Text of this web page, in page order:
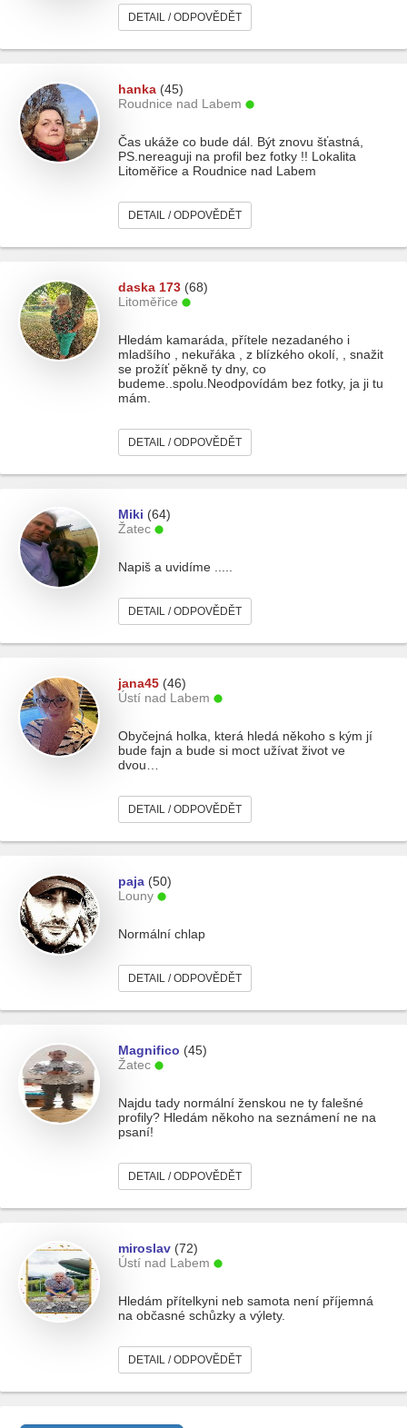
DETAIL / ODPOVĚDĚT
hanka (45)
Roudnice nad Labem
Čas ukáže co bude dál. Být znovu šťastná,
PS.nereaguji na profil bez fotky !! Lokalita
Litoměřice a Roudnice nad Labem
DETAIL / ODPOVĚDĚT
daska 173 (68)
Litoměřice
Hledám kamaráda, přítele nezadaného i
mladšího , nekuřáka , z blízkého okolí, , snažit
se prožíť pěkně ty dny, co
budeme..spolu.Neodpovídám bez fotky, ja ji tu
mám.
DETAIL / ODPOVĚDĚT
Miki (64)
Žatec
Napiš a uvidíme .....
DETAIL / ODPOVĚDĚT
jana45 (46)
Ústí nad Labem
Obyčejná holka, která hledá někoho s kým jí
bude fajn a bude si moct užívat život ve
dvou…
DETAIL / ODPOVĚDĚT
paja (50)
Louny
Normální chlap
DETAIL / ODPOVĚDĚT
Magnifico (45)
Žatec
Najdu tady normální ženskou ne ty falešné
profily? Hledám někoho na seznámení ne na
psaní!
DETAIL / ODPOVĚDĚT
miroslav (72)
Ústí nad Labem
Hledám přítelkyni neb samota není příjemná
na občasné schůzky a výlety.
DETAIL / ODPOVĚDĚT